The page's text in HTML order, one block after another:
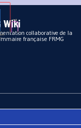
Wiki
collaborative de la
française FRMG